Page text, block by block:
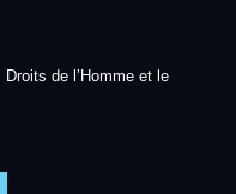
de l’Homme et le